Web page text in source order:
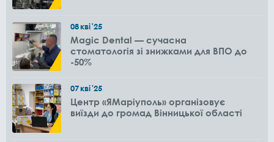
08кві'25
Magic Dental — сучасна
стоматологія зі знижками для ВПО до
-50%
07кві'25
Центр «ЯМаріуполь» організовує
виїзди до громад Вінницької області